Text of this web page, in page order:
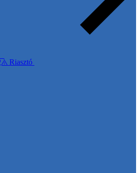
Riasztó